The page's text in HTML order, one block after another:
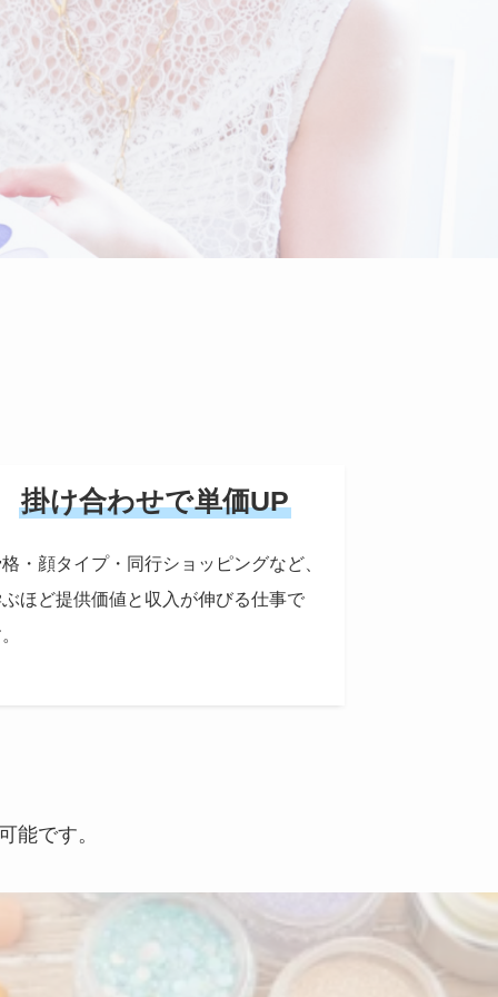
掛け合わせで単価UP
・顔タイプ・同行ショッピングなど、
ほど提供価値と収入が伸びる仕事で
能です。